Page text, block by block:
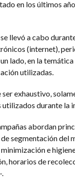
en los últimos
llevó a cabo
(internet),
lado, en la
utilizadas.
exhaustivo,
durante la
abordan
segmentación del
e
horarios de